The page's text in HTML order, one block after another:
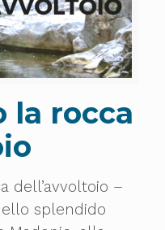
la rocca
dell’avvoltoio –
splendido